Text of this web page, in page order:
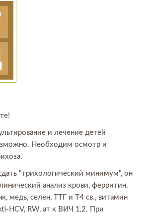
и лечение детей
Необходим осмотр и
"трихологический минимум", он
анализ крови, ферритин,
медь, селен, ТТГ и Т4 св., витамин
HCV, RW, ат к ВИЧ 1,2. При